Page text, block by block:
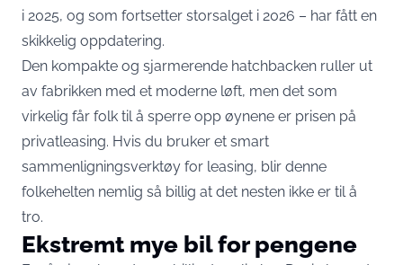
i 2025, og som fortsetter storsalget i 2026 – har fått en
skikkelig oppdatering.
Den kompakte og sjarmerende hatchbacken ruller ut
av fabrikken med et moderne løft, men det som
virkelig får folk til å sperre opp øynene er prisen på
privatleasing. Hvis du bruker et smart
sammenligningsverktøy for leasing, blir denne
folkehelten nemlig så billig at det nesten ikke er til å
tro.
Ekstremt mye bil for pengene